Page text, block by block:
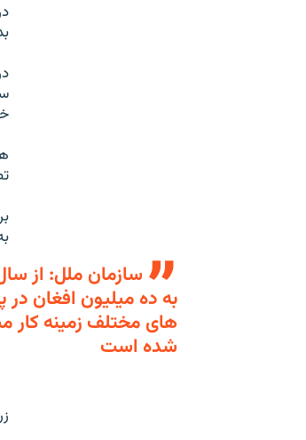
به ۱۰ میلیون افغان
به ده میلیون افغان در
های مختلف زمینه کار
شده است